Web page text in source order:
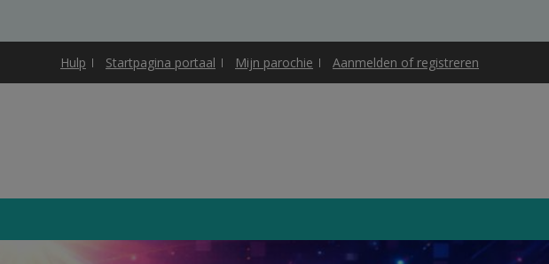
Hulp Startpagina portaal Mijn parochie Aanmelden of registreren